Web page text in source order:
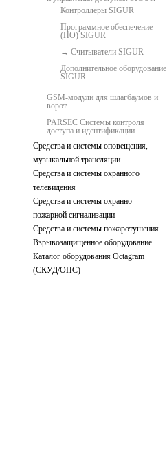
Контроллеры SIGUR
Программное обеспечение
(ПО) SIGUR
Считыватели SIGUR
Дополнительное оборудование
SIGUR
GSM-модули для шлагбаумов и
ворот
PARSEC Системы контроля
доступа и идентификации
Средства и системы оповещения,
музыкальной трансляции
Средства и системы охранного
телевидения
Средства и системы охранно-
пожарной сигнализации
Средства и системы пожаротушения
Взрывозащищенное оборудование
Каталог оборудования Octagram
(СКУД/ОПС)